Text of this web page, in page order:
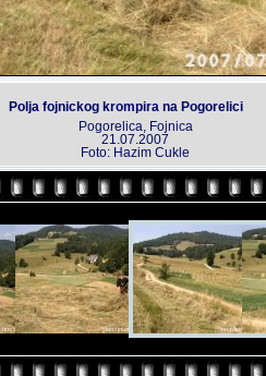
Polja fojnickog krompira na Pogorelici
Pogorelica, Fojnica
21.07.2007
Foto: Hazim Cukle